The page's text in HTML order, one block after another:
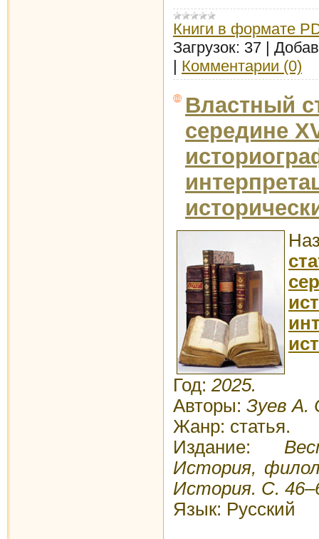
Книги в формате
Загрузок: 37
Комментарии (0)
Властный
середине
Год: 2025.
Авторы: Зуев А.
Жанр: статья.
Издание:
История,
История. С.
Язык: Русский